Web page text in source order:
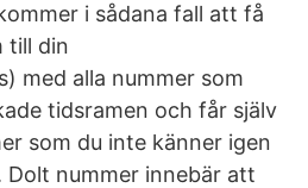
i sådana fall att få
till din
med alla nummer som
tidsramen och får själv
som du inte känner igen
nummer innebär att